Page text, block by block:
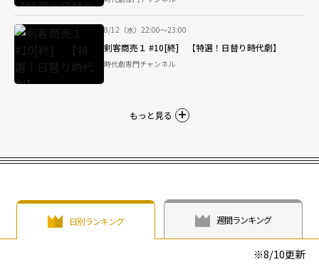
8/12（水）22:00～23:00
剣客商売１ #10[終] 【特選！日替り時代劇】
時代劇専門チャンネル
もっと見る
日別ランキング 週間ランキング
※8/10更新